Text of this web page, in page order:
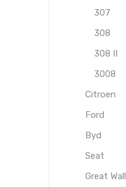
307
308
308 II
3008
Citroen
Ford
Byd
Seat
Great Wall